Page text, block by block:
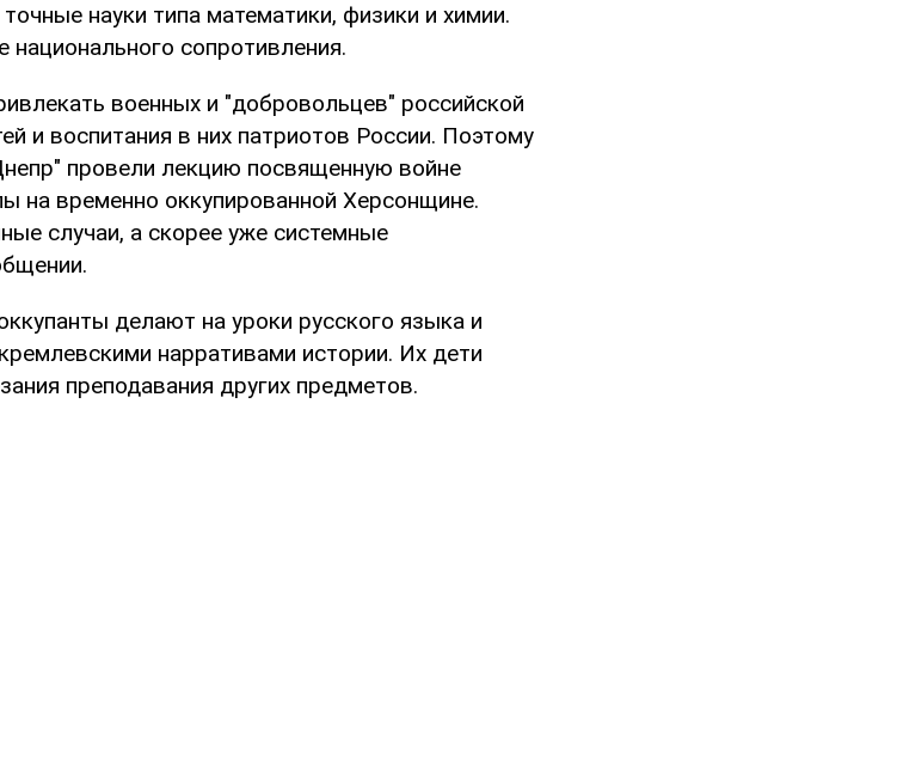
науки типа математики, физики и химии.
национального сопротивления.
военных и "добровольцев" российской
и воспитания в них патриотов России. Поэтому
провели лекцию посвященную войне
на временно оккупированной Херсонщине.
случаи, а скорее уже системные
делают на уроки русского языка и
нарративами истории. Их дети
преподавания других предметов.